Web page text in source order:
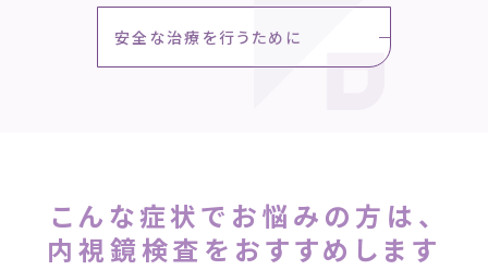
安全な治療を行うために
こんな症状でお悩みの方は、
内視鏡検査をおすすめします